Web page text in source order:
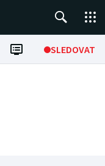
SLEDOVAT